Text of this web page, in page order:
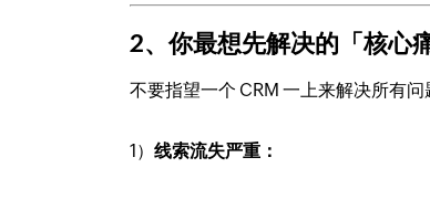
2、你最想先解决的「核心
不要指望一个 CRM 一上来解决所有
1）线索流失严重：